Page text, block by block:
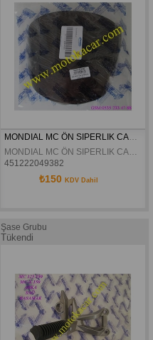
MONDIAL MC ÖN SIPERLIK CAMI ORJINAL
MONDIAL MC ÖN SIPERLIK CAMI ORJINAL
451222049382
₺150 KDV Dahil
Şase Grubu
Tükendi